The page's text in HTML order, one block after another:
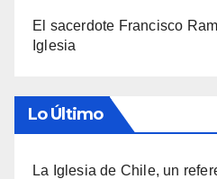
El sacerdote Francisco
Iglesia
Lo Último
La Iglesia de Chile, un